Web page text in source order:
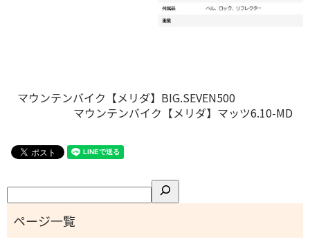
マウンテンバイク【メリダ】BIG.SEVEN500
マウンテンバイク【メリダ】マッツ6.10-MD
検
索